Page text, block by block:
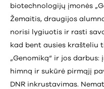
biotechnologijų įmonės
Žemaitis, draugijos
norisi lygiuotis ir rasti
kad bent ausies krašteliu
„Genomiką“ ir jos darbus:
himną ir sukūrė pirmąjį
DNR inkrustavimas.